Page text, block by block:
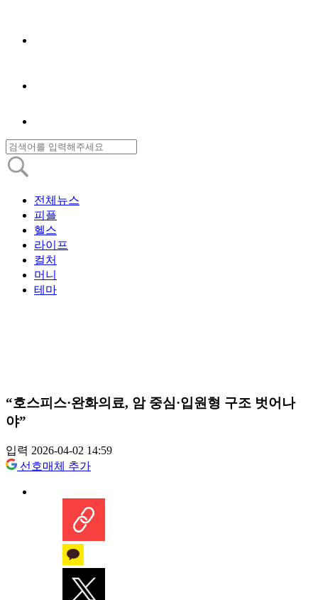
전체뉴스
피플
헬스
라이프
컬처
머니
테마
“호스피스·완화의료, 암 중심·입원형 구조 벗어나
야”
입력 2026-04-02 14:59
선호매체 추가